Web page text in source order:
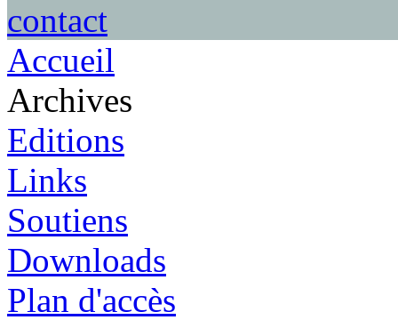
contact
Accueil
Archives
Editions
Links
Soutiens
Downloads
Plan d'accès